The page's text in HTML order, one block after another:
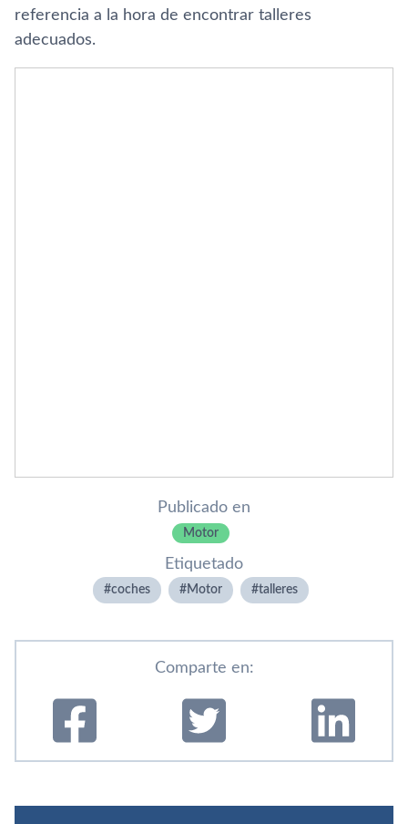
referencia a la hora de encontrar talleres
adecuados.
Publicado en
Motor
Etiquetado
coches Motor talleres
Comparte en: